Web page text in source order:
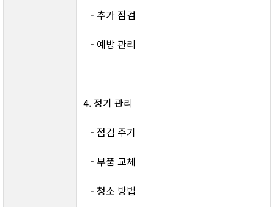
   - 추가 점검
   - 예방 관리
4. 정기 관리
   - 점검 주기
   - 부품 교체
   - 청소 방법